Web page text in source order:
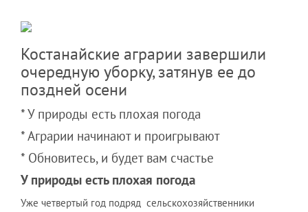
Костанайские аграрии завершили
очередную уборку, затянув ее до
поздней осени
* У природы есть плохая погода
* Аграрии начинают и проигрывают
* Обновитесь, и будет вам счастье
У природы есть плохая погода
Уже четвертый год подряд сельскохозяйственники